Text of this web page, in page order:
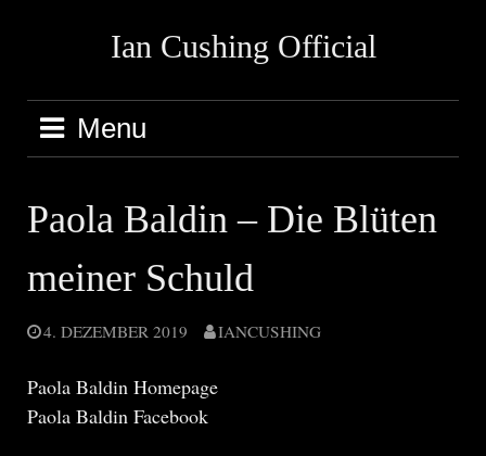
Ian Cushing Official
Menu
Paola Baldin – Die Blüten
meiner Schuld
4. DEZEMBER 2019 IANCUSHING
Paola Baldin Homepage
Paola Baldin Facebook